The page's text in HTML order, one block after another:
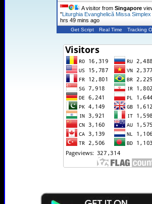
A visitor from Singapore
"Liturghia Evanghelică Missa Simplex
hrs 49 mins ago
Get Script Real Time Tracking